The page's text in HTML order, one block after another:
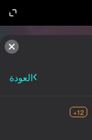
العودة
12+